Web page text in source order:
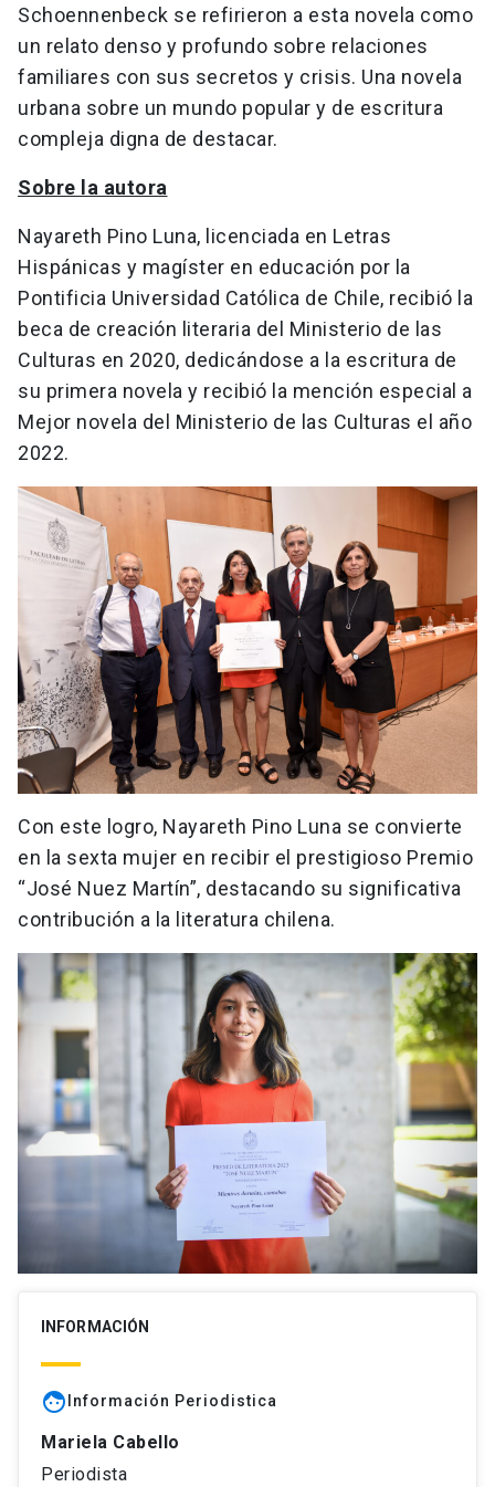
Schoennenbeck se refirieron a esta novela como
un relato denso y profundo sobre relaciones
familiares con sus secretos y crisis. Una novela
urbana sobre un mundo popular y de escritura
compleja digna de destacar.
Sobre la autora
Nayareth Pino Luna, licenciada en Letras
Hispánicas y magíster en educación por la
Pontificia Universidad Católica de Chile, recibió la
beca de creación literaria del Ministerio de las
Culturas en 2020, dedicándose a la escritura de
su primera novela y recibió la mención especial a
Mejor novela del Ministerio de las Culturas el año
2022.
Con este logro, Nayareth Pino Luna se convierte
en la sexta mujer en recibir el prestigioso Premio
“José Nuez Martín”, destacando su significativa
contribución a la literatura chilena.
INFORMACIÓN
face Información Periodistica
Mariela Cabello
Periodista